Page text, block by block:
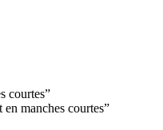
courtes”
manches courtes”